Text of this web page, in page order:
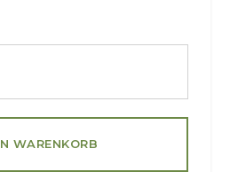
WARENKORB